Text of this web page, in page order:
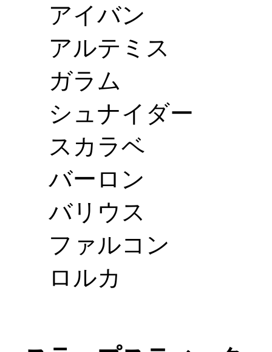
アイバン
アルテミス
ガラム
シュナイダー
スカラベ
バーロン
バリウス
ファルコン
ロルカ